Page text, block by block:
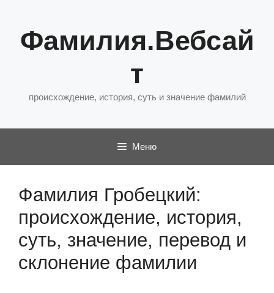
содержимому
Фамилия.Вебсай
т
происхождение, история, суть и значение фамилий
Меню
Фамилия Гробецкий:
происхождение, история,
суть, значение, перевод и
склонение фамилии